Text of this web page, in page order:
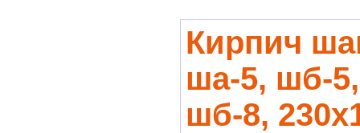
Кирпич
ша-5, шб-
шб-8,